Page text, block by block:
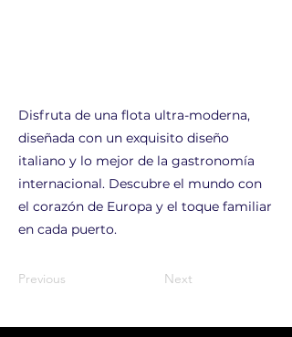
Disfruta de una flota ultra-moderna,
diseñada con un exquisito diseño
italiano y lo mejor de la gastronomía
internacional. Descubre el mundo con
el corazón de Europa y el toque familiar
en cada puerto.
Previous Next